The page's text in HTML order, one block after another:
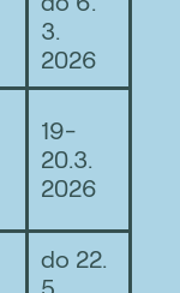
3.
2026
19-
20.3.
2026
do 22.